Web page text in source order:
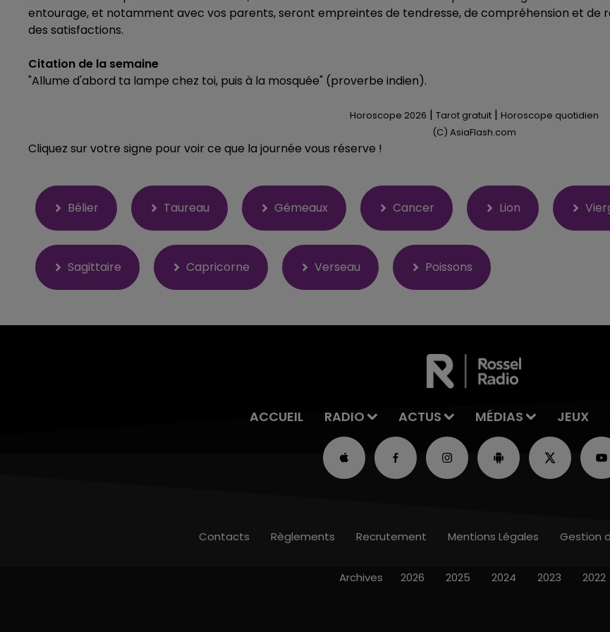
entourage, et notamment avec vos parents, seront empreintes de tendresse, de compréhension et de
des satisfactions.
Citation de la semaine
"Allume d'abord ta lampe chez toi, puis à la mosquée" (proverbe indien).
Horoscope 2026 | Tarot gratuit| Horoscope quotidien
(C) AsiaFlash.com
Cliquez sur votre signe pour voir ce que la journée vous réserve !
Bélier Taureau Gémeaux Cancer Lion
Sagittaire Capricorne Verseau Poissons
ACCUEIL RADIO ACTUS MÉDIAS JEUX
Contacts Règlements Recrutement Mentions Légales Gestion
Archives 2026 2025 2024 2023 2022